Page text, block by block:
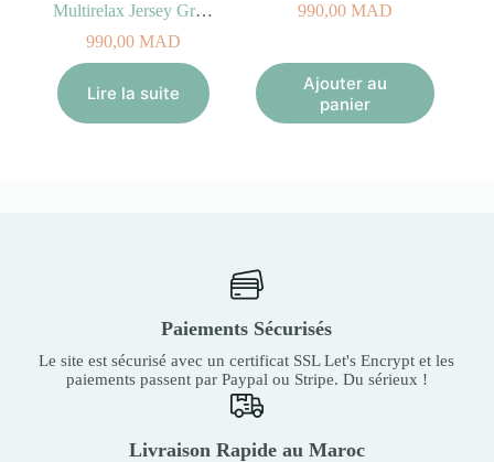
Multirelax Jersey Gris Chiné étoiles 3-en-1
990,00 MAD
Lire la suite
990,00 MAD
Ajouter au
panier
Paiements Sécurisés
Le site est sécurisé avec un certificat SSL Let's Encrypt et les
paiements passent par Paypal ou Stripe. Du sérieux !
Livraison Rapide au Maroc